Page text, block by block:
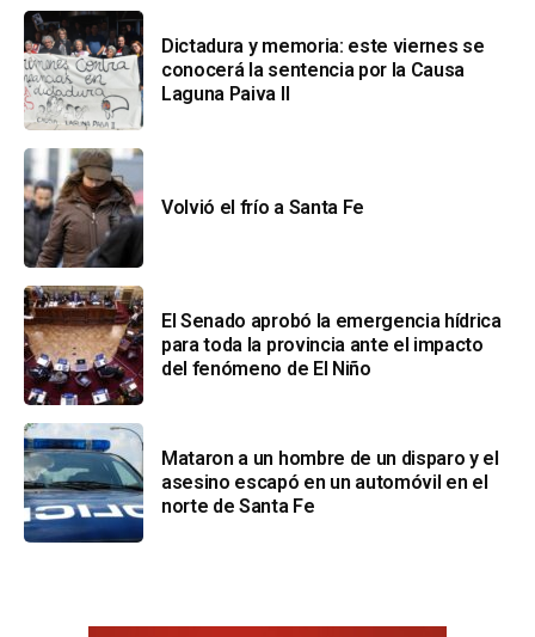
Dictadura y memoria: este viernes se
conocerá la sentencia por la Causa
Laguna Paiva II
Volvió el frío a Santa Fe
El Senado aprobó la emergencia hídrica
para toda la provincia ante el impacto
del fenómeno de El Niño
Mataron a un hombre de un disparo y el
asesino escapó en un automóvil en el
norte de Santa Fe